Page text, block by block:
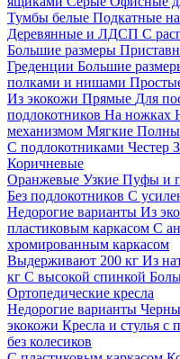
Тумбы белые Подкатные на
Деревянные и ЛДСП С
Большие размеры
Греденции Большие
полками и нишами
Из экокожи Прямые Для
подлокотников На ножках
механизмом Мягкие
С подлокотниками Честер
Коричневые
Оранжевые Узкие Пуфы и
Без подлокотников С
Недорогие варианты Из
пластиковым каркасом С
хромированным каркасом
Выдерживают 200 кг Из
кг С высокой спинкой
Ортопедические кресла
Недорогие варианты
экокожи Кресла и стулья с
без колесиков